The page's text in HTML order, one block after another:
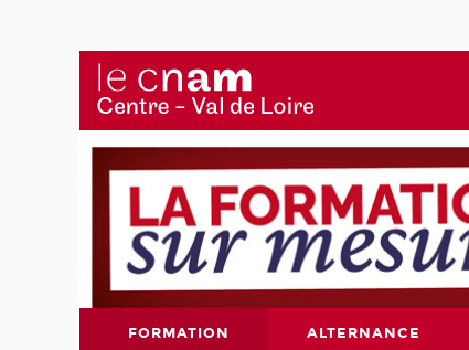
FORMATION ALTERNANCE